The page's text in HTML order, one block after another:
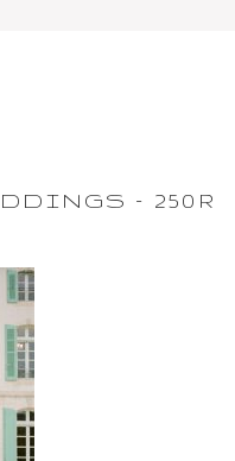
– 250R